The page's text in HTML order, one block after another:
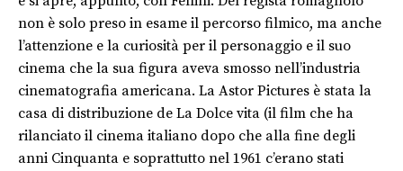
non è solo preso in esame il percorso filmico, ma anche
l’attenzione e la curiosità per il personaggio e il suo
cinema che la sua figura aveva smosso nell’industria
cinematografia americana. La Astor Pictures è stata la
casa di distribuzione de La Dolce vita (il film che ha
rilanciato il cinema italiano dopo che alla fine degli
anni Cinquanta e soprattutto nel 1961 c’erano stati